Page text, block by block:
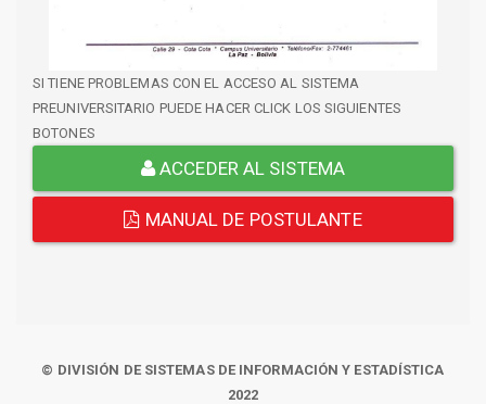
SI TIENE PROBLEMAS CON EL ACCESO AL SISTEMA
PREUNIVERSITARIO PUEDE HACER CLICK LOS SIGUIENTES
BOTONES
ACCEDER AL SISTEMA
MANUAL DE POSTULANTE
© DIVISIÓN DE SISTEMAS DE INFORMACIÓN Y ESTADÍSTICA
2022